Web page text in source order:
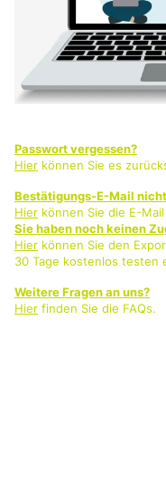
Passwort vergessen?
Hier können Sie es
Bestätigungs-E-Mail
Hier können Sie die E-
Sie haben noch keinen
Hier können Sie den
30 Tage kostenlos testen
Weitere Fragen an uns?
Hier finden Sie die FAQs.